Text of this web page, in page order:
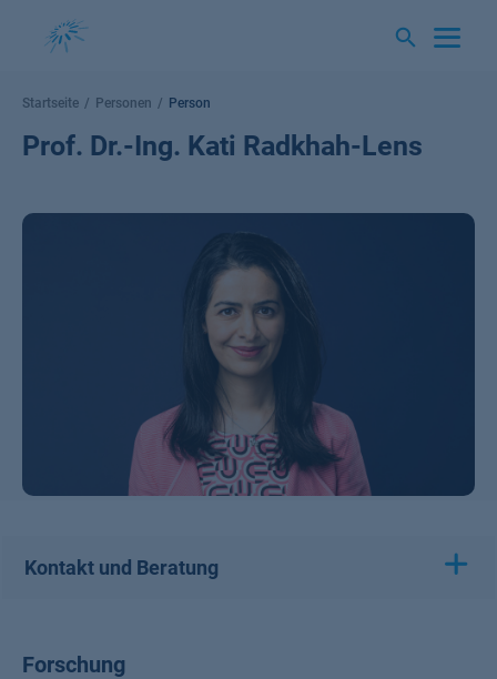
Startseite Personen Person
Prof. Dr.-Ing. Kati Radkhah-Lens
Kontakt und Beratung
Forschung